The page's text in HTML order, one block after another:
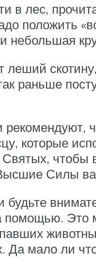
в лес,
положить
небольшая
леший
раньше
которые
Святых,
Силы
помощью. Это
Да мало ли